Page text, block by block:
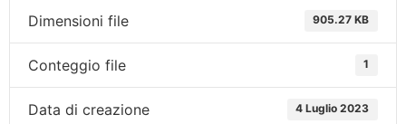
Dimensioni file 905.27 KB
Conteggio file 1
Data di creazione 4 Luglio 2023